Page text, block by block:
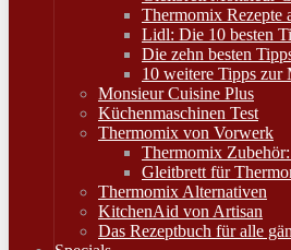
Thermomix Rezepte
Lidl: Die 10 besten
Die zehn besten
10 weitere Tipps zur
Monsieur Cuisine Plus
Küchenmaschinen Test
Thermomix von Vorwerk
Thermomix
Gleitbrett für
Thermomix Alternativen
KitchenAid von Artisan
Das Rezeptbuch für alle